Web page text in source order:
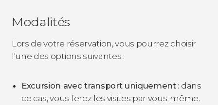
Modalités
Lors de votre réservation, vous pourrez choisir
l'une des options suivantes :
Excursion avec transport uniquement: dans
ce cas, vous ferez les visites par vous-même.